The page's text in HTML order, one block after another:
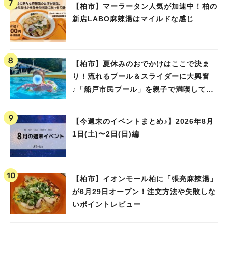
【柏市】マーラータン人気が加速中！柏の
新店LABO麻辣湯はマイルドな感じ
【柏市】夏休みのおでかけはここで決ま
り！流れるプール＆スライダーに大興奮
♪「船戸市民プール」を親子で満喫してき
【今週末のイベントまとめ♪】2026年8月
1日(土)〜2日(日)編
【柏市】イオンモール柏に「張亮麻辣湯」
が6月29日オープン！注文方法や失敗しな
いポイントレビュー